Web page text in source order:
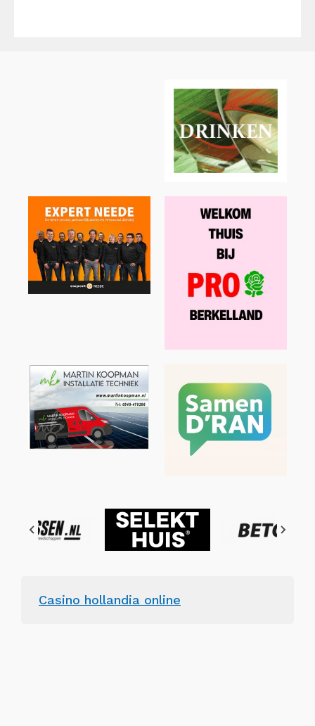
Casino hollandia online